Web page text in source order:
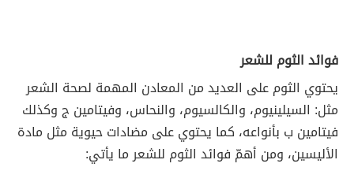
فوائد الثوم للشعر
يحتوي الثوم على العديد من المعادن المهمة لصحة الشعر
مثل: السيلينيوم، والكالسيوم، والنحاس، وفيتامين ج وكذلك
فيتامين ب بأنواعه، كما يحتوي على مضادات حيوية مثل مادة
الأليسين، ومن أهمّ فوائد الثوم للشعر ما يأتي: